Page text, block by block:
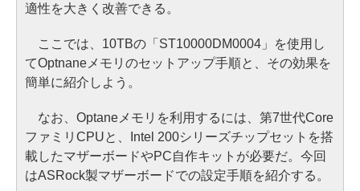
適性を大きく改善できる。
ここでは、10TBの「ST10000DM0004」を使用し
てOptnaneメモリのセットアップ手順と、その効果を
簡単に紹介しよう。
なお、Optaneメモリを利用するには、第7世代Core
ファミリCPUと、Intel 200シリーズチップセットを搭
載したマザーボードやPC自作キットが必要だ。今回
はASRock製マザーボードでの設定手順を紹介する。